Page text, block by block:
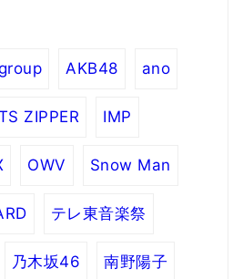
AKB48 ano
ZIPPER IMP
OWV Snow Man
テレ東音楽祭
乃木坂46 南野陽子